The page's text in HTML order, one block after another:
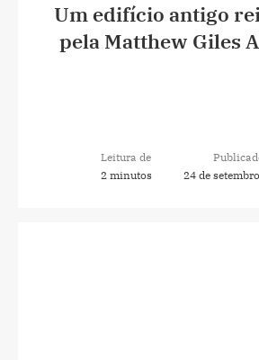
Um edifício antigo
pela Matthew Giles
Leitura de
2 minutos
24 de